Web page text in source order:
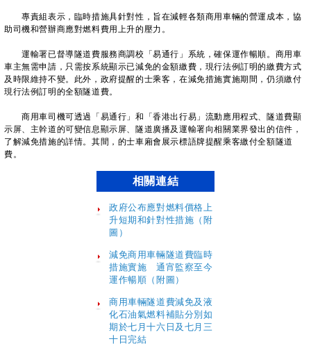
專責組表示，臨時措施具針對性，旨在減輕各類商用車輛的營運成本，協
助司機和營辦商應對燃料費用上升的壓力。
運輸署已督導隧道費服務商調校「易通行」系統，確保運作暢順。商用車
車主無需申請，只需按系統顯示已減免的金額繳費，現行法例訂明的繳費方式
及時限維持不變。此外，政府提醒的士乘客，在減免措施實施期間，仍須繳付
現行法例訂明的全額隧道費。
商用車司機可透過「易通行」和「香港出行易」流動應用程式、隧道費顯
示屏、主幹道的可變信息顯示屏、隧道廣播及運輸署向相關業界發出的信件，
了解減免措施的詳情。其間，的士車廂會展示標語牌提醒乘客繳付全額隧道
費。
相關連結
政府公布應對燃料價格上
升短期和針對性措施（附
圖）
減免商用車輛隧道費臨時
措施實施 通宵監察至今
運作暢順（附圖）
商用車輛隧道費減免及液
化石油氣燃料補貼分別如
期於七月十六日及七月三
十日完結